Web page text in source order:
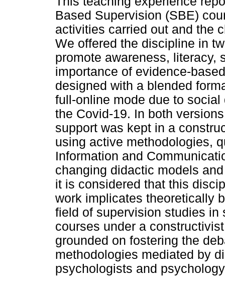
Based Supervision (SBE)
activities carried out and the
We offered the discipline in
promote awareness, literacy,
importance of evidence-
designed with a blended
full-online mode due to
the Covid-19. In both
support was kept in a
using active methodologies,
Information and
changing didactic models
it is considered that this
work implicates theoretically
field of supervision studies in
courses under a
grounded on fostering the
methodologies mediated by
psychologists and